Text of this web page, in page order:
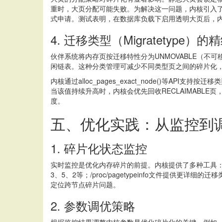
重时，大页分配可能失败。为解决这一问题，内核引
式申请。测试表明，在数据库负载下启用透明大页后，
4. 迁移类型（Migratetype）的
伙伴系统将内存页按迁移特性分为UNMOVABLE（不
闲链表。这种分类管理可减少不同类型页之间的碎片
内核通过alloc_pages_exact_node()等API支持按迁移
当该值持续升高时，内核会优先回收RECLAIMABLE
度。
五、优化实践：从监控到
1. 碎片化状态监控
实时监控是优化内存碎片的前提。内核提供了多种工
3、5、2等；/proc/pagetypeinfo文件提供更详细的迁
定位跨节点碎片问题。
2. 参数调优策略